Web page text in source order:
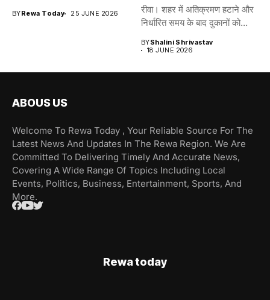
BYRewa Today 25 JUNE 2026
रीवा। शहर में अतिक्रमण हटाने और
निर्धारित समय के बाद दुकानों को...
BYShalini Shrivastav
18 JUNE 2026
ABOUS US
Welcome To Rewa Today , Your Reliable Source For The
Latest News And Updates In The Rewa Region. We Are
Committed To Delivering Timely And Accurate News,
Covering A Wide Range Of Topics Including Local
Events, Politics, Business, Entertainment, Sports, And
More.
Rewa today